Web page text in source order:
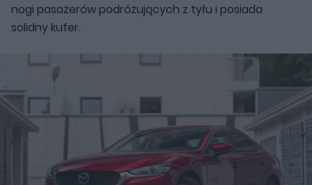
nogi pasażerów podróżujących z tyłu i posiada
solidny kufer.